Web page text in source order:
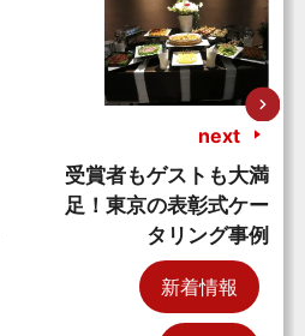
next
受賞者もゲストも大満
足！東京の表彰式ケー
タリング事例
新着情報